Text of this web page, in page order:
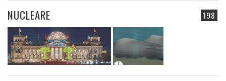
198
NUCLEARE